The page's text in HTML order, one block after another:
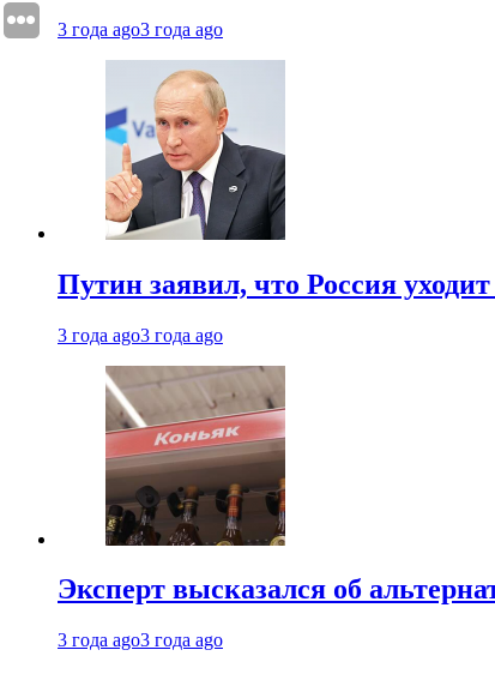
3 года ago3 года ago
Путин заявил, что Россия
3 года ago3 года ago
Эксперт высказался об
3 года ago3 года ago